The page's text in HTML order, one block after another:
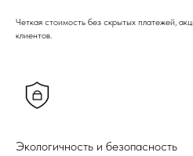
Четкая стоимость без скрытых платежей,
клиентов.
Экологичность и безопасность